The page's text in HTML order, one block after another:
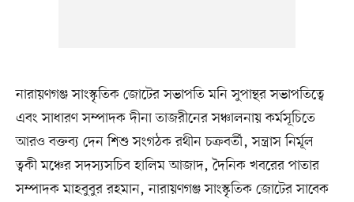
নারায়ণগঞ্জ সাংস্কৃতিক জোটের সভাপতি মনি সুপান্থর সভাপতিত্বে
এবং সাধারণ সম্পাদক দীনা তাজরীনের সঞ্চালনায় কর্মসূচিতে
আরও বক্তব্য দেন শিশু সংগঠক রথীন চক্রবর্তী, সন্ত্রাস নির্মূল
ত্বকী মঞ্চের সদস্যসচিব হালিম আজাদ, দৈনিক খবরের পাতার
সম্পাদক মাহবুবুর রহমান, নারায়ণগঞ্জ সাংস্কৃতিক জোটের সাবেক